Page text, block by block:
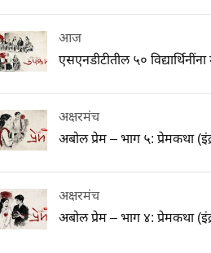
आज
एसएनडीटीतील ५०
अक्षरमंच
अबोल प्रेम – भाग ५: प्रेमकथा
अक्षरमंच
अबोल प्रेम – भाग ४: प्रेमकथा